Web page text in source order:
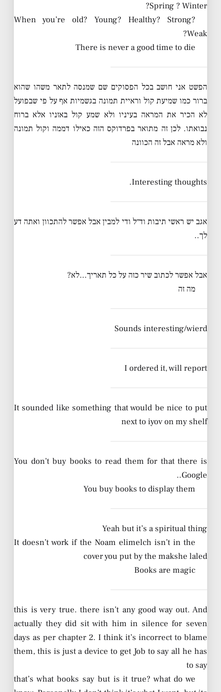
Spring ? Winter?
When you’re old? Young? Healthy? Strong?
Weak?
There is never a good time to die
הפשט אני חושב בכל הפסוקים שם שמנסה לתאר משהו שהוא
ברור כמו שמיעת קול וראיית תמונה בגשמיות אף על פי שבפועל
לא הכיר את המראה בעיניו ולא שמע קול באזניו אלא ברוח
נבואתו. לכן זה מתואר בפרדוקס הזה כאילו דממה וקול תמונה
ולא מראה אבל זה הכוונה
Interesting thoughts.
אגב יש ראשי תיבות וד״ל ודי למבין אבל אפשר להתכוון ואתה דע
לך..
אבל אפשר לכתוב שיר כזה על כל תאריך…לא?
מה זה
Sounds interesting/wierd
I ordered it, will report
It sounded like something that would be nice to put
next to iyov on my shelf
You don’t buy books to read them for that there is
Google..
You buy books to display them
Yeah but it’s a spiritual thing
It doesn’t work if the Noam elimelch isn’t in the
cover you put by the makshe laled
Books are magic
this is very true. there isn’t any good way out. And
actually they did sit with him in silence for seven
days as per chapter 2. I think it’s incorrect to blame
them, this is just a device to get Job to say all he has
to say
that’s what books say but is it true? what do we